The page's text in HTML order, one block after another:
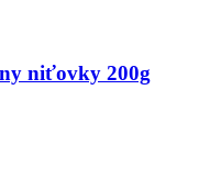
niťovky 200g